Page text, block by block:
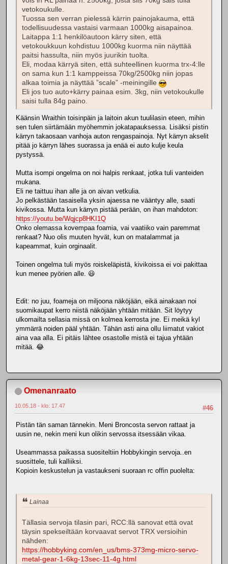
vetokoukulle.
Tuossa sen verran pielessä kärrin painojakauma, että
todellisuudessa vastaisi varmaan 1000kg aisapainoa.
Laitappa 1:1 henkilöautoon kärry siten, että
vetokoukkuun kohdistuu 1000kg kuorma niin näyttää
paitsi hassulta, niin myös juurikin tuolta.
Eli, modaa kärryä siten, että suhteellinen kuorma trx-4:lle
on sama kun 1:1 kamppeissa 70kg/2500kg niin jopas
alkaa toimia ja näyttää ”scale” -meiningille
Eli jos tuo auto+kärry painaa esim. 3kg, niin vetokoukulle
saisi tulla 84g paino.
Käänsin Wraithin toisinpäin ja laitoin akun tuulilasin eteen, mihin
sen tulen siirtämään myöhemmin jokatapauksessa. Lisäksi pistin
kärryn takaosaan vanhoja auton rengaspainoja. Nyt kärryn akselit
pitää jo kärryn lähes suorassa ja enää ei auto kulje keula
pystyssä.
Mutta isompi ongelma on noi halpis renkaat, jotka tuli vanteiden
mukana.
Eli ne taittuu ihan alle ja on aivan vetkulia.
Jo pelkästään tasaisella yksin ajaessa ne vääntyy alle, saati
kivikossa. Mutta kun kärryn pistää perään, on ihan mahdoton:
https://youtu.be/Wqjcp8HKI1Q
Onko olemassa kovempaa foamia, vai vaatiiko vain paremmat
renkaat? Nuo olis muuten hyvät, kun on matalammat ja
kapeammat, kuin orginaalit.
Toinen ongelma tuli myös roiskeläpistä, kivikoissa ei voi pakittaa
kun menee pyörien alle. 😃
Edit: no juu, foameja on miljoona näköjään, eikä ainakaan noi
suomikaupat kerro niistä näköjään yhtään mitään. Sit löytyy
ulkomailta sellasia missä on kolmea kerrosta jne. Ei meikä kyl
ymmärrä noiden pääl yhtään. Tähän asti aina ollu liimatut vakiot
aina vaa alla. Ei pitäis lähtee osastolle mistä ei tajua yhtään
mitää. 😂
Omenanraato
#46
10.05.18 - klo: 17.47
Pistän tän saman tännekin. Meni Broncosta servon rattaat ja
uusin ne, nekin meni kun olikin servossa itsessään vikaa.
Useammassa paikassa suositeltiin Hobbykingin servoja..en
suosittele, tuli kalliiksi.
Kopioin keskustelun ja vastaukseni suoraan rc offin puolelta:
Lainaa
Tällasia servoja tilasin pari, RCC:llä sanovat että ovat
täysin spekseiltään korvaavat servot TRX versioihin
nähden:
https://hobbyking.com/en_us/bms-373mg-micro-servo-
metal-gear-1-6kg-13sec-11-4g.html